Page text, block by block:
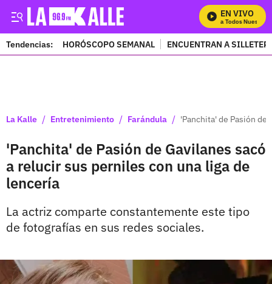
EN VIVO
Mira Todos Nuestros
Tendencias: HORÓSCOPO SEMANAL ENCUENTRAN A
La Kalle / Entretenimiento / Farándula / 'Panchita' de Pasión de
'Panchita' de Pasión de Gavilanes sacó
a relucir sus perniles con una liga de
lencería
La actriz comparte constantemente este tipo
de fotografías en sus redes sociales.